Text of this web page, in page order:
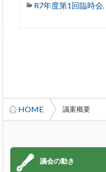
R7年度第1回臨時会,
HOME 議案概要